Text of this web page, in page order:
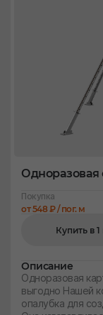
Одноразовая
Покупка
от 548 ₽ / пог. м
Купить в
Описание
Одноразовая
выгодно Нашей
опалубка для